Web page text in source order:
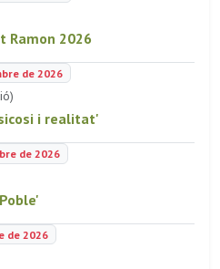
Ramon 2026
de 2026
i realitat'
de 2026
de 2026